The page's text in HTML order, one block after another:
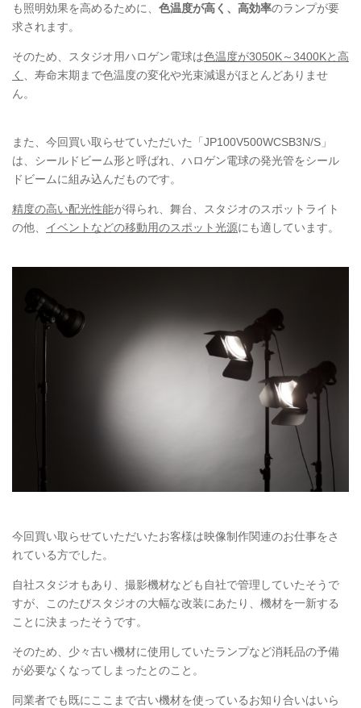
も照明効果を高めるために、 色温度が高く、高効率のランプが要
求されます。
そのため、スタジオ用ハロゲン電球は色温度が3050K～3400Kと高
く
、寿命末期まで色温度の変化や光束減退がほとんどありませ
ん。
また、今回買い取らせていただいた「JP100V500WCSB3N/S」
は、シールドビーム形と呼ばれ、ハロゲン電球の発光管をシール
ドビームに組み込んだものです。
精度の高い配光性能が得られ、舞台、スタジオのスポットライト
の他、 イベントなどの移動用のスポット光源にも適しています。
今回買い取らせていただいたお客様は映像制作関連のお仕事をさ
れている方でした。
自社スタジオもあり、撮影機材なども自社で管理していたそうで
すが、このたびスタジオの大幅な改装にあたり、機材を一新する
ことに決まったそうです。
そのため、少々古い機材に使用していたランプなど消耗品の予備
が必要なくなってしまったとのこと。
同業者でも既にここまで古い機材を使っているお知り合いはいら